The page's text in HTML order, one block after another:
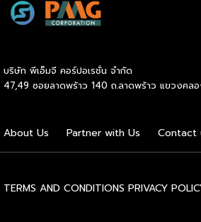
รับเงินคืนสูงสุด 4% เมื่อซื้อกรมธรรม์
Life Protect 18, […]
บริษัท พีเอ็มจี คอร์ปอเรชั่น จำกัด
47,49 ซอยลาดพร้าว 140 ถ.ลาดพร้าว แขวงคล
About Us Partner with Us Contact
TERMS AND CONDITIONS PRIVACY